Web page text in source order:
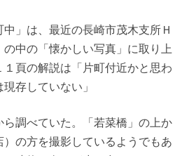
」は、最近の長崎市茂木支所Ｈ
の中の「懐かしい写真」に取り上
頁の解説は「片町付近かと思わ
存していない」
調べていた。「若菜橋」の上か
の方を撮影しているようでもあ